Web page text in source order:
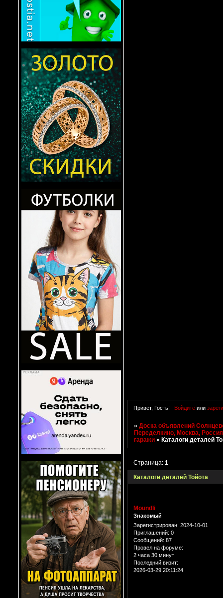
Привет, Гость! Войдитеили
»Доска объявлений
Переделкино, Москва, Россия
гаражи »Каталоги деталей
Каталоги деталей Тойота
Страница:1
Moundli
Знакомый
Зарегистрирован: 2024-10-01
Приглашений: 0
Сообщений: 87
Провел на форуме:
2 часа 30 минут
Последний визит:
2026-03-29 20:11:24